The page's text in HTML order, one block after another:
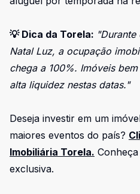
💡 Dica da Torela: "Durante
Natal Luz, a ocupação
chega a 100%. Imóveis
alta liquidez nestas datas."
Deseja investir em um
maiores eventos do país?
Imobiliária Torela.
exclusiva.